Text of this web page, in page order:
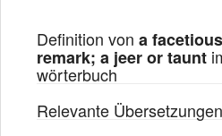
Definition von a
remark; a jeer or taunt
wörterbuch
Relevante Übersetzungen